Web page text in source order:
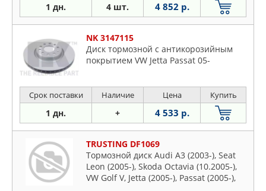
1 дн. 4 шт. 4 852 р.
NK 3147115
Диск тормозной с антикорозийным
покрытием VW Jetta Passat 05-
Срок поставки Наличие Цена Купить
1 дн. + 4 533 р.
TRUSTING DF1069
Тормозной диск Audi A3 (2003-), Seat
Leon (2005-), Skoda Octavia (10.2005-),
VW Golf V, Jetta (2005-), Passat (2005-),